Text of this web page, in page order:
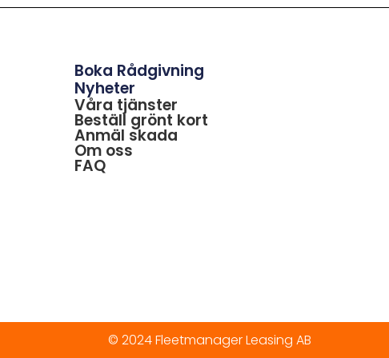
Boka Rådgivning
Nyheter
Våra tjänster
Beställ grönt kort
Anmäl skada
Om oss
FAQ
© 2024 Fleetmanager Leasing AB